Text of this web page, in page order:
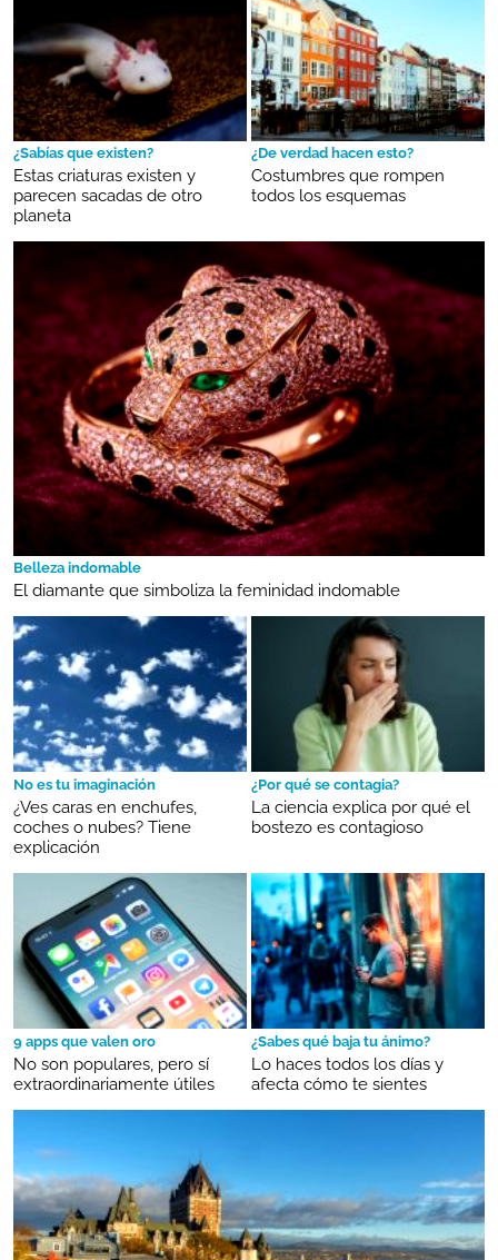
¿Sabías que existen?
Estas criaturas existen y
parecen sacadas de otro
planeta
¿De verdad hacen esto?
Costumbres que rompen
todos los esquemas
Belleza indomable
El diamante que simboliza la feminidad indomable
No es tu imaginación
¿Ves caras en enchufes,
coches o nubes? Tiene
explicación
¿Por qué se contagia?
La ciencia explica por qué el
bostezo es contagioso
9 apps que valen oro
No son populares, pero sí
extraordinariamente útiles
¿Sabes qué baja tu ánimo?
Lo haces todos los días y
afecta cómo te sientes